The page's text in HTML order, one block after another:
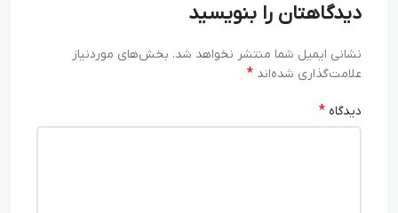
دیدگاهتان را بنویسید
نشانی ایمیل شما منتشر نخواهد شد. بخش‌های موردنیاز
علامت‌گذاری شده‌اند*
دیدگاه*